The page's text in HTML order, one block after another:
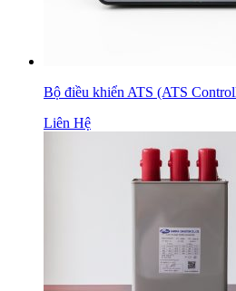
Bộ điều khiển ATS (ATS
Liên Hệ